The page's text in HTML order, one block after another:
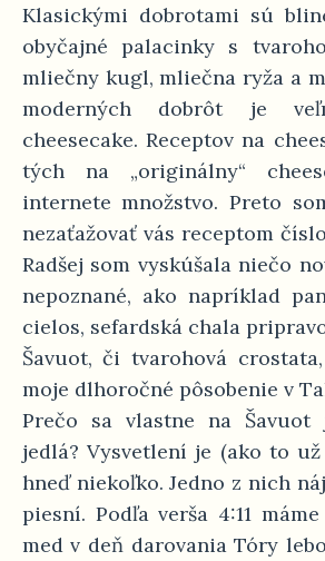
Klasickými dobrotami sú
obyčajné palacinky s
mliečny kugl, mliečna ryža a
moderných dobrôt je
cheesecake. Receptov na
tých na „originálny“
internete množstvo. Preto
nezaťažovať vás receptom
Radšej som vyskúšala niečo
nepoznané, ako napríklad
cielos, sefardská chala
Šavuot, či tvarohová
moje dlhoročné pôsobenie v
Prečo sa vlastne na Šavuot
jedlá? Vysvetlení je (ako to
hneď niekoľko. Jedno z nich
piesní. Podľa verša 4:11
med v deň darovania Tóry